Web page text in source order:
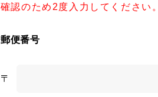
確認のため2度入力してください。
郵便番号
〒